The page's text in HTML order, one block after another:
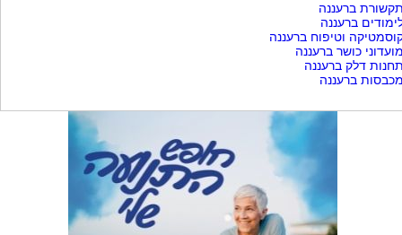
ברעננה
ברעננה
וטיפוח ברעננה
כושר ברעננה
דלק ברעננה
ברעננה